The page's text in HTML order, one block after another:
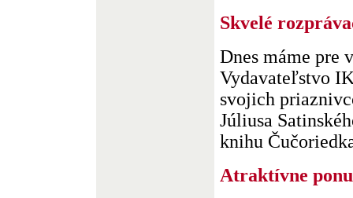
Skvelé
Dnes máme pre
Vydavateľstvo
svojich
Júliusa
knihu
Atraktívne